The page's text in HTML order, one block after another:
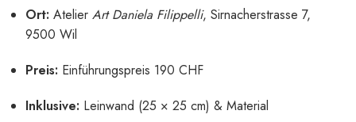
Ort: Atelier Art Daniela Filippelli, Sirnacherstrasse 7,
9500 Wil
Preis: Einführungspreis 190 CHF
Inklusive: Leinwand (25 × 25 cm) & Material